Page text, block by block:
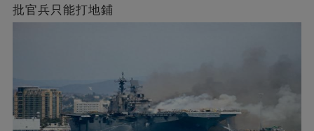
批官兵只能打地鋪